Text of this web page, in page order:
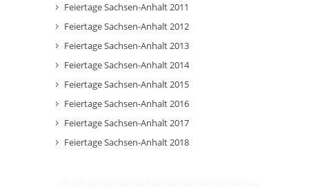
Feiertage Sachsen-Anhalt 2011
Feiertage Sachsen-Anhalt 2012
Feiertage Sachsen-Anhalt 2013
Feiertage Sachsen-Anhalt 2014
Feiertage Sachsen-Anhalt 2015
Feiertage Sachsen-Anhalt 2016
Feiertage Sachsen-Anhalt 2017
Feiertage Sachsen-Anhalt 2018